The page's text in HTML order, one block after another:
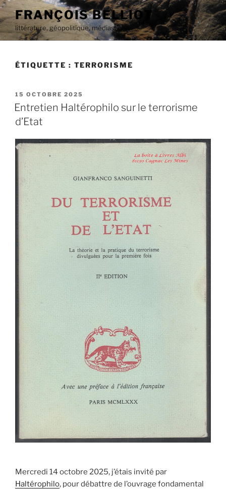
Aller
au
contenu
principal
FRANÇOIS BELLIOT
littérature, géopolitique, médias
ÉTIQUETTE : TERRORISME
PUBLIÉ
LE
15 OCTOBRE 2025
Entretien Haltérophilo sur le terrorisme
d’Etat
Mercredi 14 octobre 2025, j’étais invité par
Haltérophilo, pour débattre de l’ouvrage fondamental